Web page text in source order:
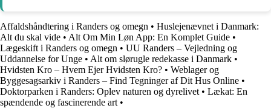
Affaldshåndtering i Randers og omegn • Huslejenævnet i Danmark:
Alt du skal vide • Alt Om Min Løn App: En Komplet Guide •
Lægeskift i Randers og omegn • UU Randers – Vejledning og
Uddannelse for Unge • Alt om slørugle redekasse i Danmark •
Hvidsten Kro – Hvem Ejer Hvidsten Kro? • Weblager og
Byggesagsarkiv i Randers – Find Tegninger af Dit Hus Online •
Doktorparken i Randers: Oplev naturen og dyrelivet • Lækat: En
spændende og fascinerende art •